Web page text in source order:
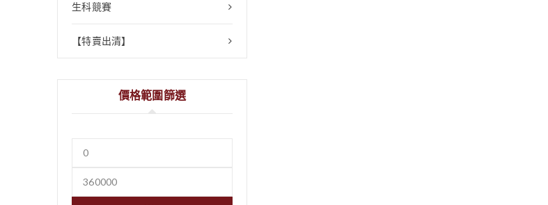
生科競賽
【特賣出清】
價格範圍篩選